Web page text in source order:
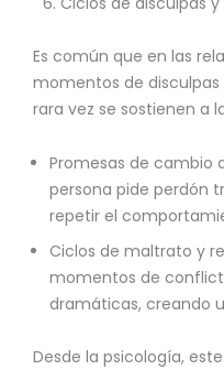
Es común que en las
momentos de
rara vez se sostienen a
Promesas de cambio
persona pide perdón
repetir el
Ciclos de maltrato y
momentos de
dramáticas, creando
Desde la psicología,